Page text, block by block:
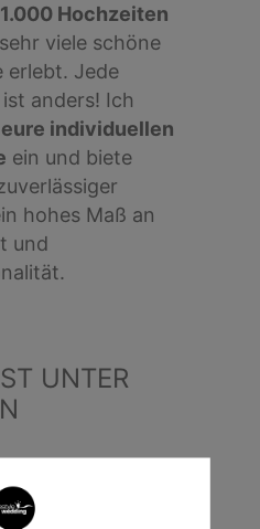
Hochzeiten
viele schöne
erlebt. Jede
anders! Ich
eure individuellen
ein und biete
hohes Maß an
und
UNTER
ein in euren